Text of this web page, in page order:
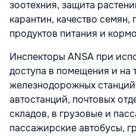
зоотехния, защита
карантин, качество
продуктов питания и
Инспекторы ANSA при
доступа в помещения и на
железнодорожных
автостанций, почтовых
складов, в грузовые и
пассажирские автобусы,